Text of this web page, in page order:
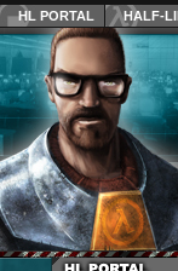
HL PORTAL HALF-